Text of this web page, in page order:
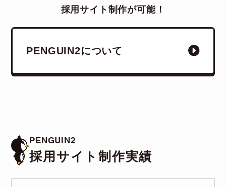
採用サイト制作が可能！
PENGUIN2について
PENGUIN2
採用サイト制作実績